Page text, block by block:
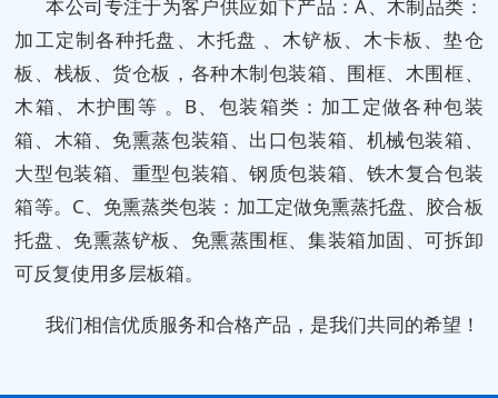
本公司专注于为客户供应如下产品：A、木制品类：
加工定制各种托盘、木托盘 、木铲板、木卡板、垫仓
板、栈板、货仓板，各种木制包装箱、围框、木围框、
木箱、木护围等 。B、包装箱类：加工定做各种包装
箱、木箱、免熏蒸包装箱、出口包装箱、机械包装箱、
大型包装箱、重型包装箱、钢质包装箱、铁木复合包装
箱等。C、免熏蒸类包装：加工定做免熏蒸托盘、胶合板
托盘、免熏蒸铲板、免熏蒸围框、集装箱加固、可拆卸
可反复使用多层板箱。
我们相信优质服务和合格产品，是我们共同的希望！